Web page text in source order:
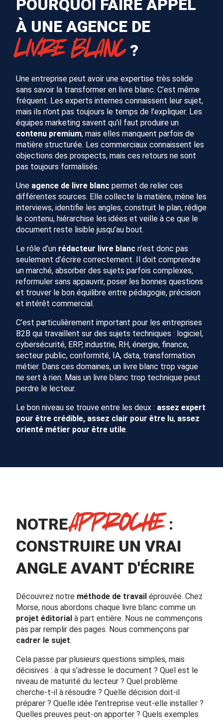
POURQUOI FAIRE APPEL
À UNE AGENCE DE
LIVRE BLANC?
Une entreprise peut avoir une expertise très solide
sans savoir la transformer en livre blanc. C’est même
fréquent. Les experts internes connaissent leur sujet,
mais ils n’ont pas toujours le temps de l’expliquer. Les
équipes marketing savent qu’il faut produire un
contenu premium, mais elles manquent parfois de
matière structurée. Les commerciaux connaissent les
objections des prospects, mais ces retours ne sont
pas toujours formalisés.
Une agence de livre blanc permet de relier ces
différentes sources. Elle collecte la matière, mène les
interviews, identifie les angles, construit le plan, rédige
le contenu, hiérarchise les idées et veille à ce que le
document reste lisible jusqu’au bout.
Le rôle d’un rédacteur livre blanc n’est donc pas
seulement d’écrire correctement. Il doit comprendre
un marché, absorber des sujets parfois complexes,
reformuler sans appauvrir, poser les bonnes questions
et trouver le bon équilibre entre pédagogie, précision
et intérêt commercial.
C’est particulièrement important pour les entreprises
B2B qui travaillent sur des sujets techniques : logiciel,
cybersécurité, ERP, industrie, RH, énergie, finance,
secteur public, conformité, IA, data, transformation
métier. Dans ces domaines, un livre blanc trop vague
ne sert à rien. Mais un livre blanc trop technique peut
perdre le lecteur.
Le bon niveau se trouve entre les deux : assez expert
pour être crédible, assez clair pour être lu, assez
orienté métier pour être utile.
NOTREAPPROCHE :
CONSTRUIRE UN VRAI
ANGLE AVANT D'ÉCRIRE
Découvrez notre méthode de travail éprouvée. Chez
Morse, nous abordons chaque livre blanc comme un
projet éditorial à part entière. Nous ne commençons
pas par remplir des pages. Nous commençons par
cadrer le sujet.
Cela passe par plusieurs questions simples, mais
décisives : à qui s’adresse le document ? Quel est le
niveau de maturité du lecteur ? Quel problème
cherche-t-il à résoudre ? Quelle décision doit-il
préparer ? Quelle idée l’entreprise veut-elle installer ?
Quelles preuves peut-on apporter ? Quels exemples